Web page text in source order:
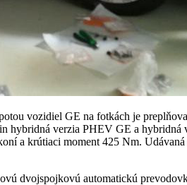
vozidiel GE na fotkách je
hybridná verzia PHEV GE a
a krútiaci moment 425 Nm.
dvojspojkovú automatickú